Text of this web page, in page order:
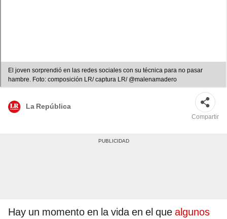
El joven sorprendió en las redes sociales con su técnica para no pasar
hambre. Foto: composición LR/ captura LR/ @malenamadero
La República
Compartir
Hay un momento en la vida en el que algunos